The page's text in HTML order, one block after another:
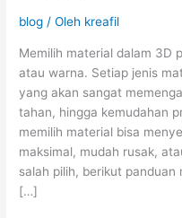
blog / Oleh kreafil
Memilih material dalam 3D
atau warna. Setiap jenis
yang akan sangat
tahan, hingga kemudahan
memilih material bisa
maksimal, mudah rusak,
salah pilih, berikut
[…]